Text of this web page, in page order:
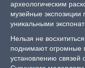
археологическим
музейные
уникальными
Нельзя не
поднимают огромные
установлению